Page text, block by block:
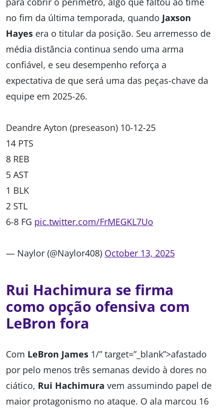
no fim da última temporada, quando Jaxson
Hayes era o titular da posição. Seu arremesso de
média distância continua sendo uma arma
confiável, e seu desempenho reforça a
expectativa de que será uma das peças-chave da
equipe em 2025-26.
Deandre Ayton (preseason) 10-12-25
14 PTS
8 REB
5 AST
1 BLK
2 STL
6-8 FG pic.twitter.com/FrMEGKL7Uo
— Naylor (@Naylor408) October 13, 2025
Rui Hachimura se firma
como opção ofensiva com
LeBron fora
Com LeBron James 1/” target=”_blank”>afastado
por pelo menos três semanas devido à dores no
ciático, Rui Hachimura vem assumindo papel de
maior protagonismo no ataque. O ala marcou 16